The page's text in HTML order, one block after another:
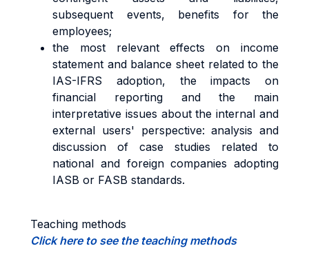
subsequent events, benefits for the
employees;
the most relevant effects on income
statement and balance sheet related to the
IAS-IFRS adoption, the impacts on
financial reporting and the main
interpretative issues about the internal and
external users' perspective: analysis and
discussion of case studies related to
national and foreign companies adopting
IASB or FASB standards.
Teaching methods
Click here to see the teaching methods